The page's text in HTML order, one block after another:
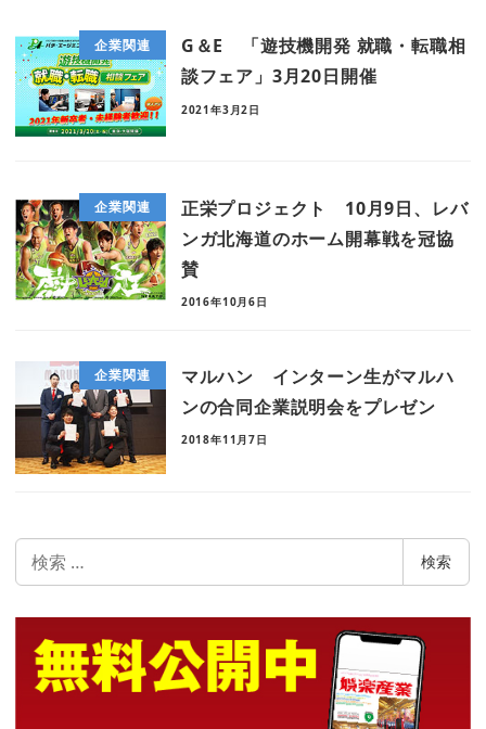
企業関連
G＆E 「遊技機開発 就職・転職相
談フェア」3月20日開催
2021年3月2日
企業関連
正栄プロジェクト 10月9日、レバ
ンガ北海道のホーム開幕戦を冠協
賛
2016年10月6日
企業関連
マルハン インターン生がマルハ
ンの合同企業説明会をプレゼン
2018年11月7日
索
検索